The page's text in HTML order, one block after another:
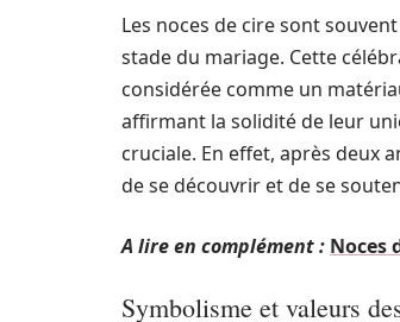
Les noces de cire sont
stade du mariage. Cette
considérée comme un
affirmant la solidité de leur
cruciale. En effet, après deux
de se découvrir et de se
A lire en complément : Noces
Symbolisme et valeurs